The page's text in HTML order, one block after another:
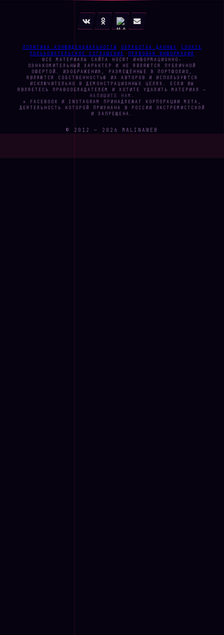
ПОЛИТИКА КОНФИДЕНЦИАЛЬНОСТИ ОБРАБОТКА ДАННЫХ
COOKIE
ПОЛЬЗОВАТЕЛЬСКОЕ СОГЛАШЕНИЕ
ПРАВОВАЯ ИНФОРМАЦИЯ
ВСЕ МАТЕРИАЛЫ САЙТА НОСЯТ ИНФОРМАЦИОННО-
ОЗНАКОМИТЕЛЬНЫЙ ХАРАКТЕР И НЕ ЯВЛЯЮТСЯ ПУБЛИЧНОЙ
ОФЕРТОЙ. ИЗОБРАЖЕНИЯ, РАЗМЕЩЁННЫЕ В ПОРТФОЛИО,
ЯВЛЯЮТСЯ СОБСТВЕННОСТЬЮ ИХ АВТОРОВ И ИСПОЛЬЗУЮТСЯ
ИСКЛЮЧИТЕЛЬНО В ДЕМОНСТРАЦИОННЫХ ЦЕЛЯХ. ЕСЛИ ВЫ
ЯВЛЯЕТЕСЬ ПРАВООБЛАДАТЕЛЕМ И ХОТИТЕ УДАЛИТЬ МАТЕРИАЛ —
НАПИШИТЕ НАМ .
* FACEBOOK И INSTAGRAM ПРИНАДЛЕЖАТ КОРПОРАЦИИ META,
ДЕЯТЕЛЬНОСТЬ КОТОРОЙ ПРИЗНАНА В РОССИИ ЭКСТРЕМИСТСКОЙ
И ЗАПРЕЩЕНА.
© 2012 — 2026 MALINAWEB